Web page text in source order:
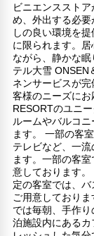
ビニエンススト
め、外出する必
しの良い環境を
に限られます。
ながら、静かな
テル大雪 ONSEN
ネンサービスが
客様のニーズに
RESORTのユニ
ルームやバルコ
ます。 一部の客
テレビなど、一
ます。一部の客
意しております
定の客室では、
ご用意しており
では毎朝、手作
泊施設内にある